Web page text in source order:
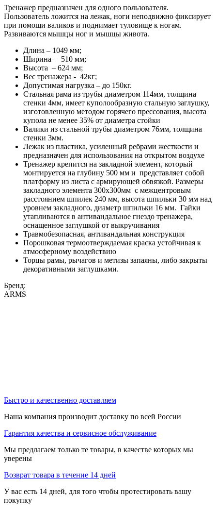
Тренажер предназначен для одного пользователя.
Пользователь ложится на лежак, ноги неподвижно фиксирует
при помощи валиков и поднимает туловище к ногам.
Развиваются мышцы ног и мышцы живота.
Длина – 1049 мм;
Ширина – 510 мм;
Высота – 624 мм;
Вес тренажера - 42кг;
Допустимая нагрузка – до 150кг.
Стальная рама из трубы диаметром 114мм, толщина
стенки 4мм, имеет куполообразную стальную заглушку,
изготовленную методом горячего прессования, высота
купола не менее 35% от диаметра стойки
Валики из стальной трубы диаметром 76мм, толщина
стенки 3мм.
Лежак из пластика, усиленный ребрами жесткости и
предназначен для использования на открытом воздухе
Тренажер крепится на закладной элемент, который
монтируется на глубину 500 мм и представляет собой
платформу из листа с армирующей обвязкой. Размеры
закладного элемента 300х300мм с межцентровым
расстоянием шпилек 240 мм, высота шпильки 30 мм над
уровнем закладного, диаметр шпильки 16 мм. Гайки
утапливаются в антивандальное гнездо тренажера,
оснащенное заглушкой от выкручивания
Травмобезопасная, антивандальная конструкция
Порошковая термоотверждаемая краска устойчивая к
атмосферному воздействию
Торцы рамы, рычагов и метизы запаяны, либо закрыты
декоративными заглушками.
Бренд:
ARMS
Быстро и качественно доставляем
Наша компания производит доставку по всей России
Гарантия качества и сервисное обслуживание
Мы предлагаем только те товары, в качестве которых мы
уверены
Возврат товара в течение 14 дней
У вас есть 14 дней, для того чтобы протестировать вашу
покупку